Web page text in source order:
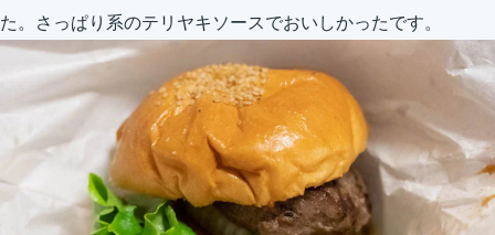
た。さっぱり系のテリヤキソースでおいしかったです。